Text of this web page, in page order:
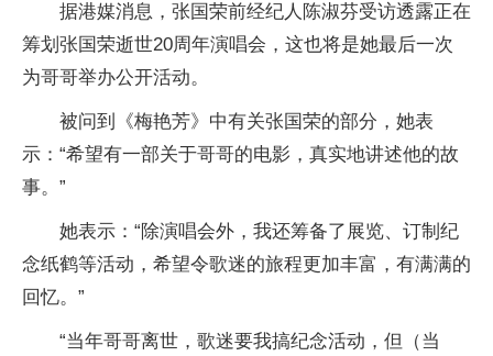
据港媒消息，张国荣前经纪人陈淑芬受访透露正在
筹划张国荣逝世20周年演唱会，这也将是她最后一次
为哥哥举办公开活动。
被问到《梅艳芳》中有关张国荣的部分，她表
示：“希望有一部关于哥哥的电影，真实地讲述他的故
事。” ​
她表示：“除演唱会外，我还筹备了展览、订制纪
念纸鹤等活动，希望令歌迷的旅程更加丰富，有满满的
回忆。”
“当年哥哥离世，歌迷要我搞纪念活动，但（当